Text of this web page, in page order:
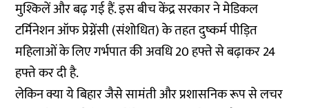
मुश्किलें और बढ़ गई हैं. इस बीच केंद्र सरकार नेमेडिकल
टर्मिनेशन ऑफ प्रेग्नेंसी(संशोधित) के तहत दुष्कर्म पीड़ित
महिलाओं के लिए गर्भपात की अवधि 20 हफ्ते से बढ़ाकर 24
हफ्ते कर दी है.
लेकिन क्या ये बिहार जैसे सामंती और प्रशासनिक रूप से लचर